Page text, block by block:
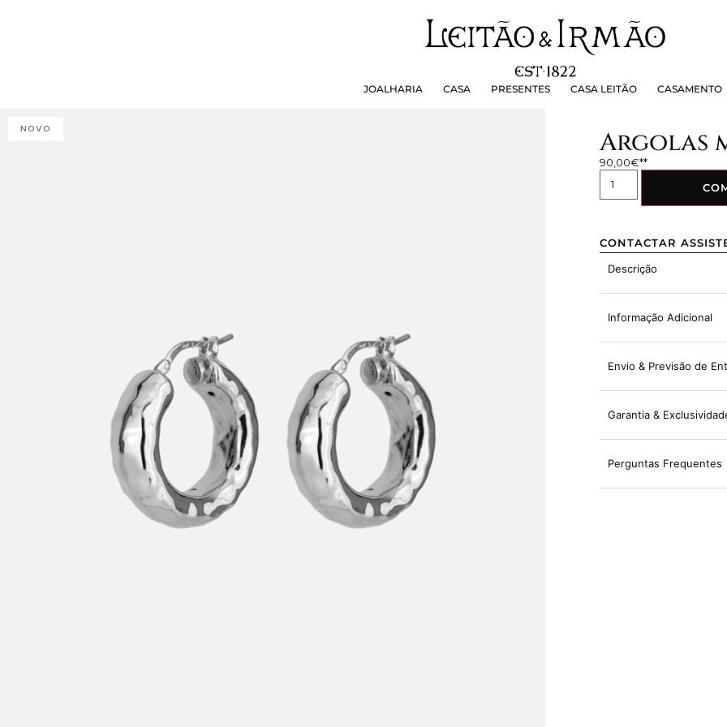
JOALHARIA CASA PRESENTES CASA LEITÃO CASAMENTO
PRESENTES CASA LEITÃO
NOVO Argolas
90,00€
CONTACTAR
Descrição
Informação Adicional
Envio & Previsão de
Garantia &
Perguntas Frequentes